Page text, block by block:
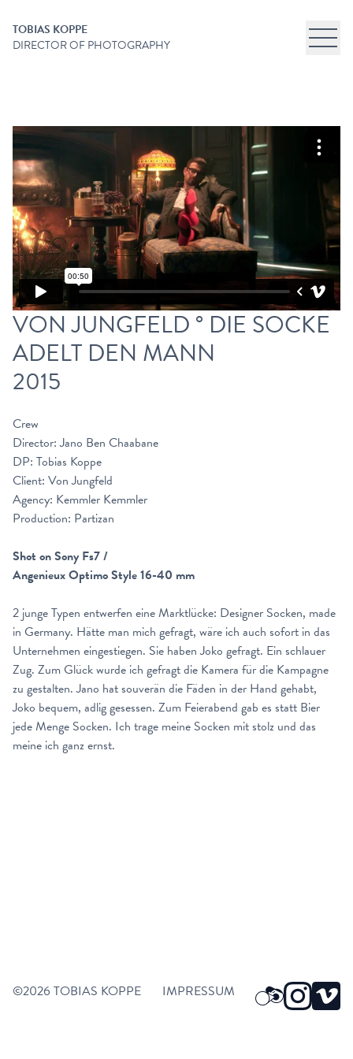
TOBIAS KOPPE
DIRECTOR OF PHOTOGRAPHY
FEATURE FILM
COMMERCIAL
MUSIC VIDEO
DOCUMENTARY
NARRATIVE SHORTS
CONTACT
VON JUNGFELD ° DIE SOCKE
ADELT DEN MANN
2015
Crew
Director: Jano Ben Chaabane
DP: Tobias Koppe
Client: Von Jungfeld
Agency: Kemmler Kemmler
Production: Partizan
Shot on Sony Fs7 /
Angenieux Optimo Style 16-40 mm
2 junge Typen entwerfen eine Marktlücke: Designer Socken, made
in Germany. Hätte man mich gefragt, wäre ich auch sofort in das
Unternehmen eingestiegen. Sie haben Joko gefragt. Ein schlauer
Zug. Zum Glück wurde ich gefragt die Kamera für die Kampagne
zu gestalten. Jano hat souverän die Fäden in der Hand gehabt,
Joko bequem, adlig gesessen. Zum Feierabend gab es statt Bier
jede Menge Socken. Ich trage meine Socken mit stolz und das
meine ich ganz ernst.
©2026 TOBIAS KOPPE IMPRESSUM